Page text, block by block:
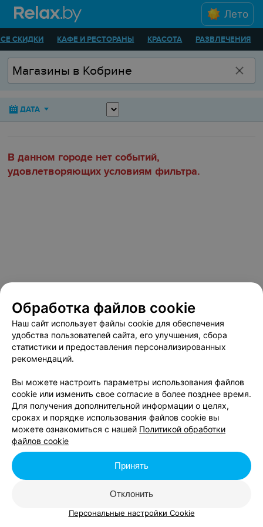
Лето
СКИДКИ КАФЕ И РЕСТОРАНЫ КРАСОТА РАЗВЛЕЧЕНИЯ
ДАТА
В данном городе нет событий,
удовлетворяющих условиям фильтра.
Обработка файлов cookie
Наш сайт использует файлы cookie для обеспечения
удобства пользователей сайта, его улучшения, сбора
статистики и предоставления персонализированных
рекомендаций.
Вы можете настроить параметры использования файлов
cookie или изменить свое согласие в более позднее время.
Для получения дополнительной информации о целях,
сроках и порядке использования файлов cookie вы
можете ознакомиться с нашей Политикой обработки
файлов cookie
Отклонить
Принять
Персональные настройки Cookie